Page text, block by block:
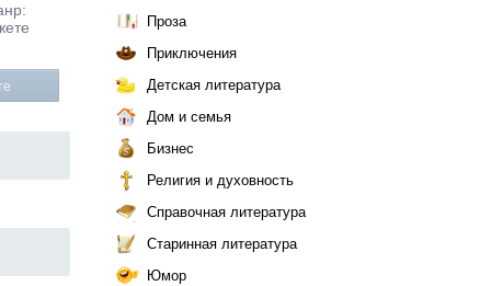
Проза
Приключения
Детская литература
Дом и семья
Бизнес
Религия и духовность
Справочная литература
Старинная литература
Юмор